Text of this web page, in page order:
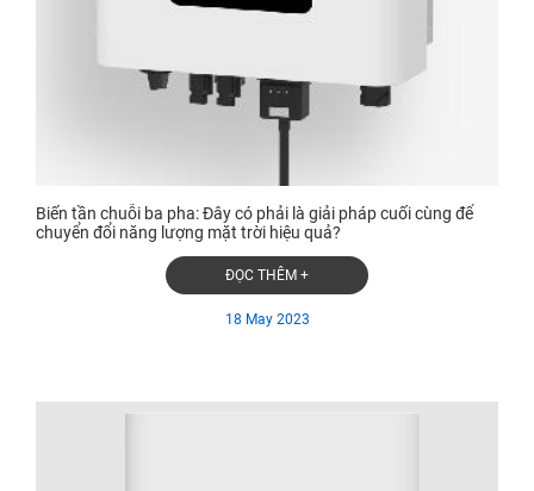
Biến tần chuỗi ba pha: Đây có phải là giải pháp cuối cùng để
chuyển đổi năng lượng mặt trời hiệu quả?
ĐỌC THÊM +
18 May 2023